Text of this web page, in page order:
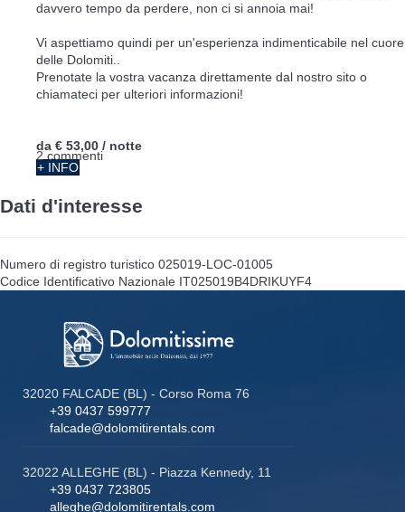
davvero tempo da perdere, non ci si annoia mai!
Vi aspettiamo quindi per un'esperienza indimenticabile nel cuore
delle Dolomiti..
Prenotate la vostra vacanza direttamente dal nostro sito o
chiamateci per ulteriori informazioni!
2 commenti
da € 53,00 / notte
+ INFO
Dati d'interesse
Numero di registro turistico 025019-LOC-01005
Codice Identificativo Nazionale IT025019B4DRIKUYF4
32020 FALCADE (BL) - Corso Roma 76
+39 0437 599777
falcade@dolomitirentals.com
32022 ALLEGHE (BL) - Piazza Kennedy, 11
+39 0437 723805
alleghe@dolomitirentals.com